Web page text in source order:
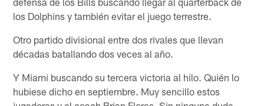
los Dolphins y también evitar el juego terrestre.
Otro partido divisional entre dos rivales que llevan
décadas batallando dos veces al año.
Y Miami buscando su tercera victoria al hilo. Quién lo
hubiese dicho en septiembre. Muy sencillo estos